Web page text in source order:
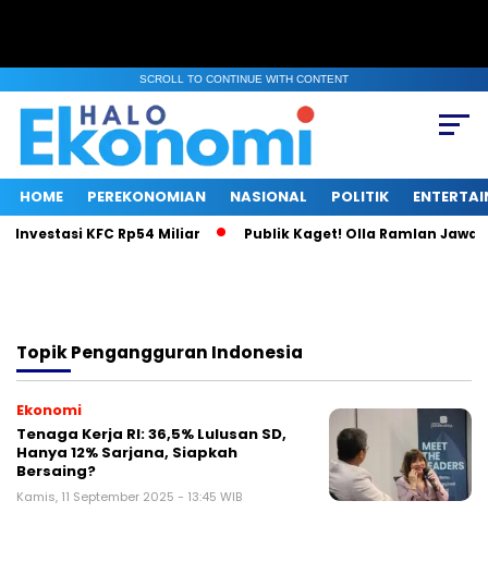
SCROLL TO CONTINUE WITH CONTENT
HOME PEREKONOMIAN NASIONAL POLITIK
KFC Rp54 Miliar Publik Kaget! Olla Ramlan Jawab
TopikPengangguran Indonesia
Ekonomi
Tenaga Kerja RI: 36,5% Lulusan SD,
Hanya 12% Sarjana, Siapkah
Bersaing?
Kamis, 11 September 2025 - 13:45 WIB